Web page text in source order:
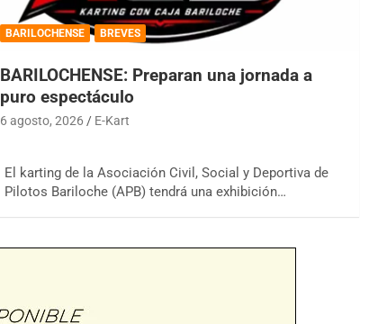
BARILOCHENSE BREVES
BARILOCHENSE: Preparan una jornada a
puro espectáculo
6 agosto, 2026 E-Kart
El karting de la Asociación Civil, Social y Deportiva de
Pilotos Bariloche (APB) tendrá una exhibición…